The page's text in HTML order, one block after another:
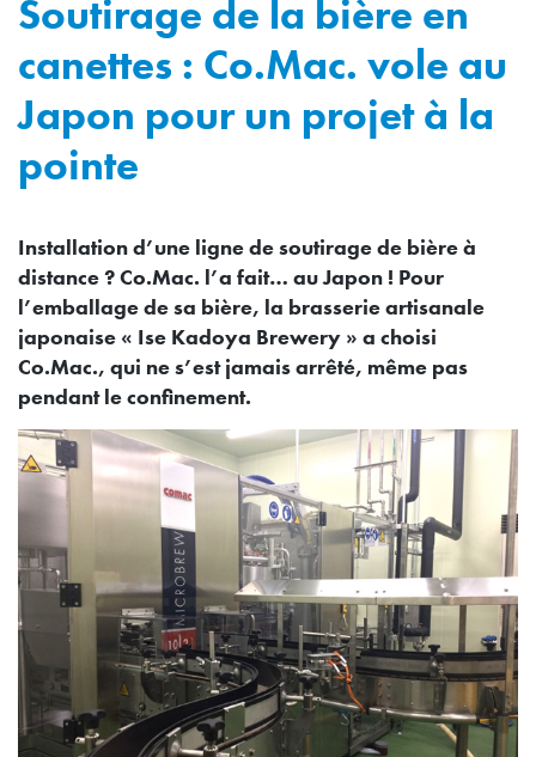
Soutirage de la bière en
canettes : Co.Mac. vole au
Japon pour un projet à la
pointe
Installation d’une ligne de soutirage de bière à
distance ? Co.Mac. l’a fait… au Japon ! Pour
l’emballage de sa bière, la brasserie artisanale
japonaise « Ise Kadoya Brewery » a choisi
Co.Mac., qui ne s’est jamais arrêté, même pas
pendant le confinement.